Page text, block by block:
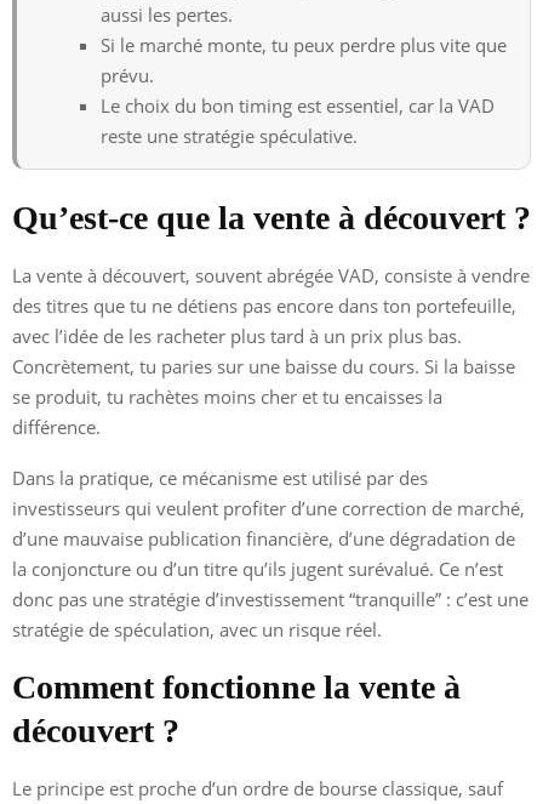
aussi les pertes.
Si le marché monte, tu peux perdre plus vite que
prévu.
Le choix du bon timing est essentiel, car la VAD
reste une stratégie spéculative.
Qu’est-ce que la vente à découvert ?
La vente à découvert, souvent abrégée VAD, consiste à vendre
des titres que tu ne détiens pas encore dans ton portefeuille,
avec l’idée de les racheter plus tard à un prix plus bas.
Concrètement, tu paries sur une baisse du cours. Si la baisse
se produit, tu rachètes moins cher et tu encaisses la
différence.
Dans la pratique, ce mécanisme est utilisé par des
investisseurs qui veulent profiter d’une correction de marché,
d’une mauvaise publication financière, d’une dégradation de
la conjoncture ou d’un titre qu’ils jugent surévalué. Ce n’est
donc pas une stratégie d’investissement “tranquille” : c’est une
stratégie de spéculation, avec un risque réel.
Comment fonctionne la vente à
découvert ?
Le principe est proche d’un ordre de bourse classique, sauf